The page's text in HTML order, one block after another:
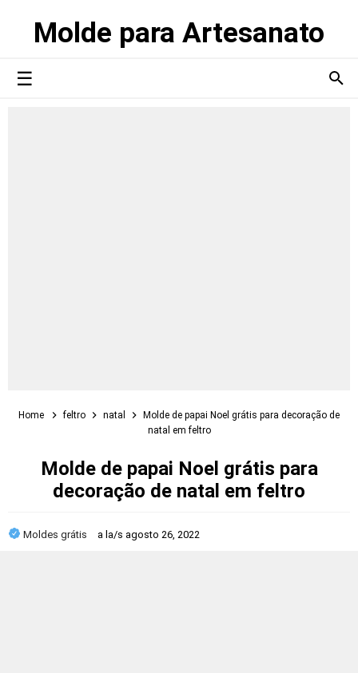
Molde para Artesanato
Home feltro natal
Molde de papai Noel grátis para decoração de
natal em feltro
Molde de papai Noel grátis para
decoração de natal em feltro
Moldes grátis a la/s agosto 26, 2022